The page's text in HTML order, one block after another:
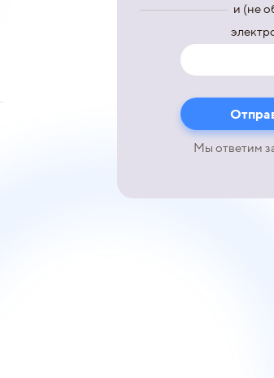
и (не
Мы ответим